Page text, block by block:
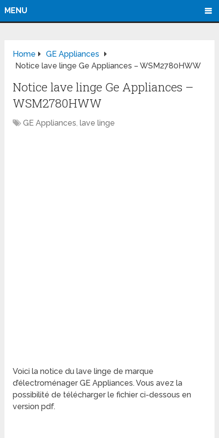
MENU
Home
GE Appliances
Notice lave linge Ge Appliances – WSM2780HWW
Notice lave linge Ge Appliances –
WSM2780HWW
GE Appliances,lave linge
Voici la notice du lave linge de marque
d’électroménager GE Appliances. Vous avez la
possibilité de télécharger le fichier ci-dessous en
version pdf.